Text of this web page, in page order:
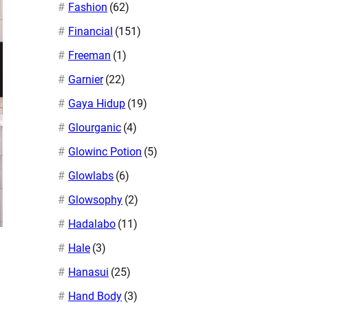
Fashion (62)
Financial (151)
Freeman (1)
Garnier (22)
Gaya Hidup (19)
Glourganic (4)
Glowinc Potion (5)
Glowlabs (6)
Glowsophy (2)
Hadalabo (11)
Hale (3)
Hanasui (25)
Hand Body (3)